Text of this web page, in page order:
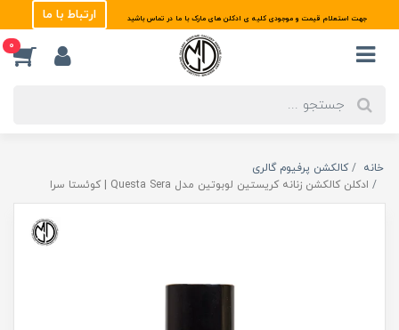
جهت استعلام قیمت و موجودی کلیه ی ادکلن های مارک با ما در تماس باشید ارتباط با ما
0
خانه
کالکشن پرفیوم گالری
ادکلن کالکشن زنانه کریستین لوبوتین مدل Questa Sera | کوئستا سرا